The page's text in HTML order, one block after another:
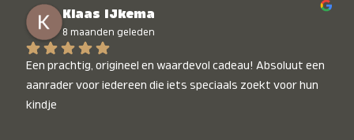
Klaas IJkema
8 maanden geleden
Een prachtig, origineel en waardevol cadeau! Absoluut een
aanrader voor iedereen die iets speciaals zoekt voor hun
kindje